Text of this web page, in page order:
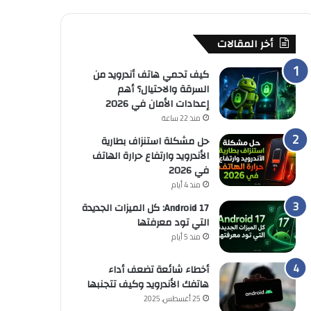
أخر المقالات
كيف تحمي هاتف أندرويد من
السرقة والاحتيال؟ أهم
إعدادات الأمان في 2026
منذ 22 ساعة
حل مشكلة استنزاف بطارية
الأندرويد وارتفاع حرارة الهاتف
في 2026
منذ 4 أيام
Android 17: كل الميزات الجديدة
التي تود معرفتها
منذ 5 أيام
أخطاء شائعة تضعف أداء
هاتفك الأندرويد وكيف تتجنبها
25 أغسطس, 2025